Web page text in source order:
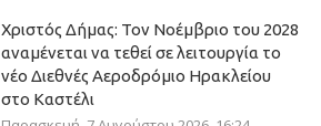
Χριστός Δήμας: Τον Νοέμβριο του 2028
αναμένεται να τεθεί σε λειτουργία το
νέο Διεθνές Αεροδρόμιο Ηρακλείου
στο Καστέλι